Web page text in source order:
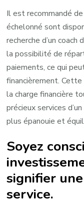
Il est recommandé
échelonné sont
recherche d’un
la possibilité de
paiements, ce qui
financièrement.
la charge financière
précieux services
plus épanouie et
Soyez
signifier
service.